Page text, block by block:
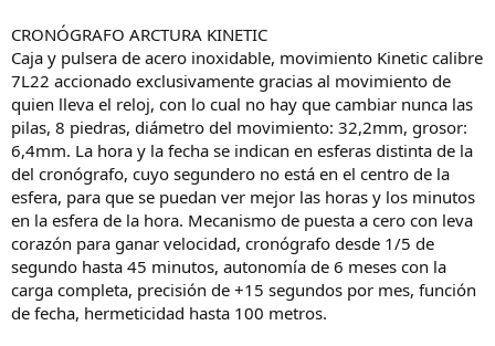
CRONÓGRAFO ARCTURA KINETIC
Caja y pulsera de acero inoxidable, movimiento Kinetic calibre
7L22 accionado exclusivamente gracias al movimiento de
quien lleva el reloj, con lo cual no hay que cambiar nunca las
pilas, 8 piedras, diámetro del movimiento: 32,2mm, grosor:
6,4mm. La hora y la fecha se indican en esferas distinta de la
del cronógrafo, cuyo segundero no está en el centro de la
esfera, para que se puedan ver mejor las horas y los minutos
en la esfera de la hora. Mecanismo de puesta a cero con leva
corazón para ganar velocidad, cronógrafo desde 1/5 de
segundo hasta 45 minutos, autonomía de 6 meses con la
carga completa, precisión de +15 segundos por mes, función
de fecha, hermeticidad hasta 100 metros.